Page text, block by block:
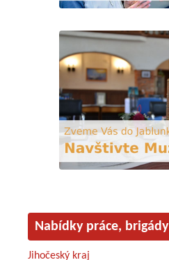
Nabídky práce, brigády
Jihočeský kraj